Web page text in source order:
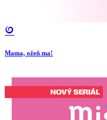
Mama, ožeň ma!